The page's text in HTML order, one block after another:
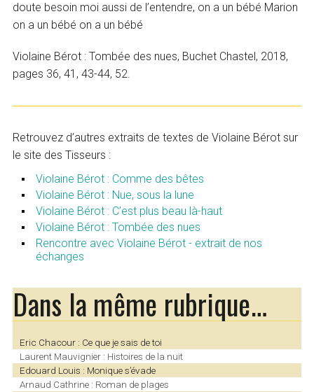
doute besoin moi aussi de l’entendre, on a un bébé Marion
on a un bébé on a un bébé
Violaine Bérot : Tombée des nues, Buchet Chastel, 2018,
pages 36, 41, 43-44, 52.
Retrouvez d’autres extraits de textes de Violaine Bérot sur
le site des Tisseurs :
Violaine Bérot : Comme des bêtes
Violaine Bérot : Nue, sous la lune
Violaine Bérot : C’est plus beau là-haut
Violaine Bérot : Tombée des nues
Rencontre avec Violaine Bérot - extrait de nos
échanges
Dans la même rubrique…
Eric Chacour : Ce que je sais de toi
Laurent Mauvignier : Histoires de la nuit
Edouard Louis : Monique s’évade
Arnaud Cathrine : Roman de plages